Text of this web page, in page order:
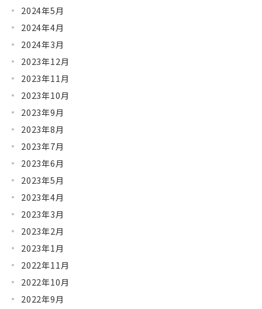
2024年5月
2024年4月
2024年3月
2023年12月
2023年11月
2023年10月
2023年9月
2023年8月
2023年7月
2023年6月
2023年5月
2023年4月
2023年3月
2023年2月
2023年1月
2022年11月
2022年10月
2022年9月